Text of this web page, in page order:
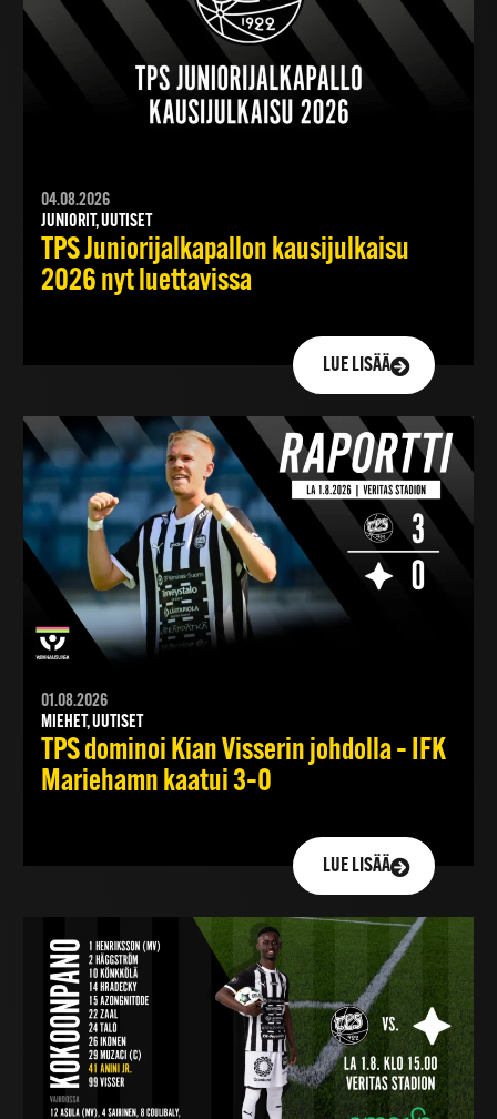
04.08.2026
JUNIORIT, UUTISET
TPS Juniorijalkapallon kausijulkaisu
2026 nyt luettavissa
LUE LISÄÄ
01.08.2026
MIEHET, UUTISET
TPS dominoi Kian Visserin johdolla – IFK
Mariehamn kaatui 3–0
LUE LISÄÄ